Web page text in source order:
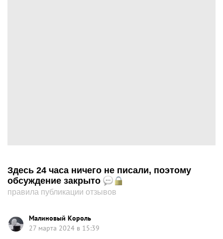
Здесь 24 часа ничего не писали, поэтому
обсуждение закрыто
правила публикации отзывов
Малиновый Король
27 марта 2024 в 15:39